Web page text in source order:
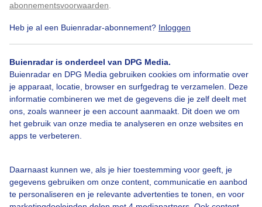
abonnementsvoorwaarden
Heb je al een Buienradar-abonnement? Inloggen
Buienradar is onderdeel van DPG Media.
Buienradar en DPG Media gebruiken cookies om informatie over
je apparaat, locatie, browser en surfgedrag te verzamelen. Deze
informatie combineren we met de gegevens die je zelf deelt met
ons, zoals wanneer je een account aanmaakt. Dit doen we om
het gebruik van onze media te analyseren en onze websites en
apps te verbeteren.
Daarnaast kunnen we, als je hier toestemming voor geeft, je
gegevens gebruiken om onze content, communicatie en aanbod
te personaliseren en je relevante advertenties te tonen, en voor
Dikkekledingweer Bewolkt Gurewind
Bekijk slideshow